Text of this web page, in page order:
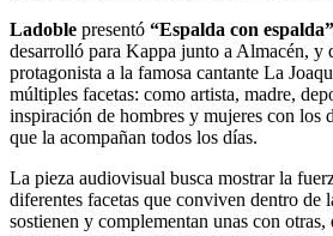
Ladoble presentó “Espalda con
desarrolló para Kappa junto a Almacén, y
protagonista a la famosa cantante La
múltiples facetas: como artista, madre,
inspiración de hombres y mujeres con los
que la acompañan todos los días.
La pieza audiovisual busca mostrar la
diferentes facetas que conviven dentro de
sostienen y complementan unas con otras,